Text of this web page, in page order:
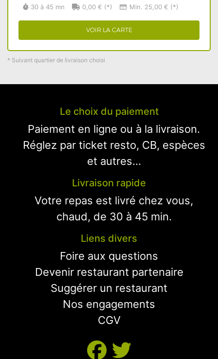
30 à 45 mn
0,00 € (*) Min. 25,00 € (*)
VOIR LA CARTE
* Suivant quartier de livraison choisi
Le choix du paiement
Paiement en ligne ou à la livraison.
Réglez par ticket resto, CB, espèces
et autres...
Livraison rapide
Votre repas est livré chez vous,
chaud, de 30 à 45 min.
Liens divers
Foire aux questions
Devenir restaurant partenaire
Suggérer un restaurant
Nos engagements
CGV